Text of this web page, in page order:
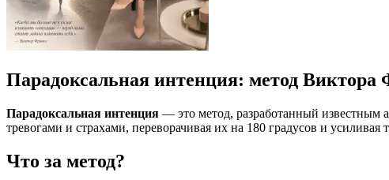
Парадоксальная интенция: метод Виктора
Парадоксальная интенция — это метод, разработанный известным
тревогами и страхами, переворачивая их на 180 градусов и усиливая
Что за метод?